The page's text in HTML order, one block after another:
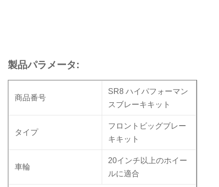
製品パラメータ:
商品番号
SR8 ハイパフォーマン
スブレーキキット
タイプ
フロントビッグブレー
キキット
車輪
20インチ以上のホイー
ルに適合